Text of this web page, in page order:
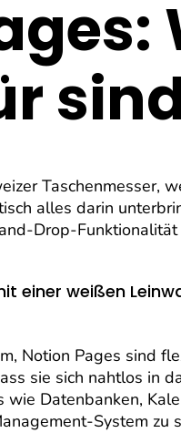
Taschenmesser,
alles darin
Drop-
einer weißen
Notion Pages sind
sie sich nahtlos in
Datenbanken,
System zu